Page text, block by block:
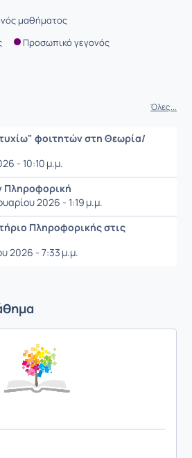
μαθήματος
Προσωπικό γεγονός
Όλες...
φοιτητών στη Θεωρία/
- 10:10 μ.μ.
Πληροφορική
2026 - 1:19 μ.μ.
Πληροφορικής στις
2026 - 7:33 μ.μ.